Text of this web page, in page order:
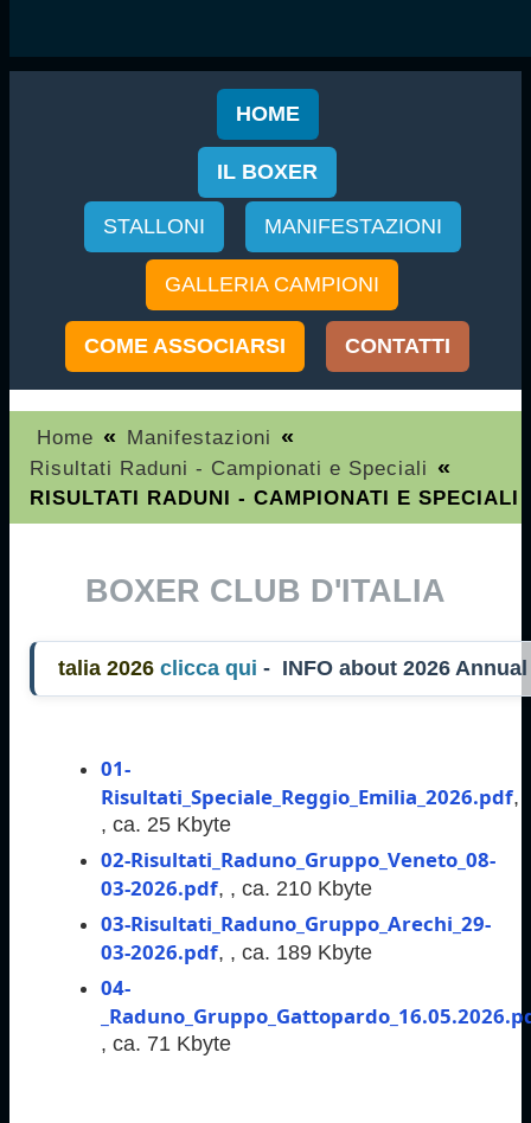
HOME
IL BOXER
STALLONI MANIFESTAZIONI
GALLERIA CAMPIONI
COME ASSOCIARSI CONTATTI
Home « Manifestazioni «
Risultati Raduni - Campionati e Speciali «
RISULTATI RADUNI - CAMPIONATI E SPECIALI
BOXER CLUB D'ITALIA
alia 2026 clicca qui- INFO about 2026 Annual
01-
Risultati_Speciale_Reggio_Emilia_2026.pdf,
,ca. 25 Kbyte
02-Risultati_Raduno_Gruppo_Veneto_08-
03-2026.pdf, ,ca. 210 Kbyte
03-Risultati_Raduno_Gruppo_Arechi_29-
03-2026.pdf, ,ca. 189 Kbyte
04-
,ca. 71 Kbyte